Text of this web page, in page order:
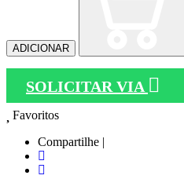
ADICIONAR
SOLICITAR VIA
Favoritos
Compartilhe |